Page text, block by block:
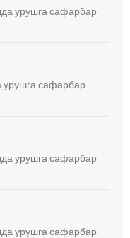
урушга сафарбар
урушга сафарбар
урушга сафарбар
урушга сафарбар